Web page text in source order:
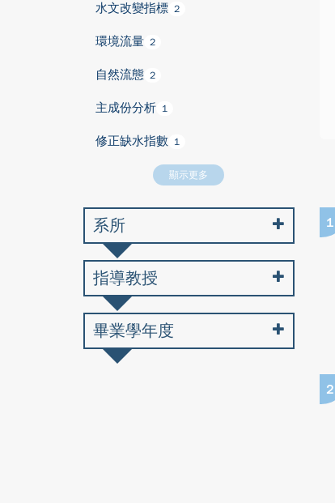
1
2
水文改變指標 2
環境流量 2
自然流態 2
主成份分析 1
修正缺水指數 1
顯示更多
系所
指導教授
畢業學年度